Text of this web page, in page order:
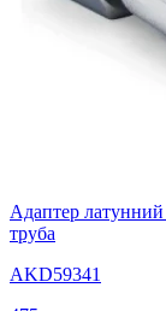
Адаптер
труба
AKD59341